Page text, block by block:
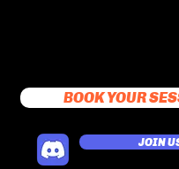
BOOK YOUR
JOIN